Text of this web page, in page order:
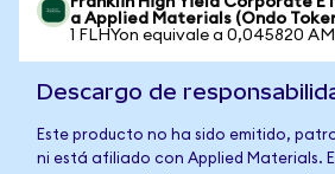
a Applied Materials (Ondo
1 FLHYon equivale a 0,045820
Descargo de
Este producto no ha sido emitido,
ni está afiliado con Applied Materials.